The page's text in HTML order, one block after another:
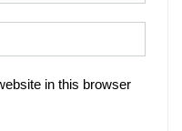
in this browser